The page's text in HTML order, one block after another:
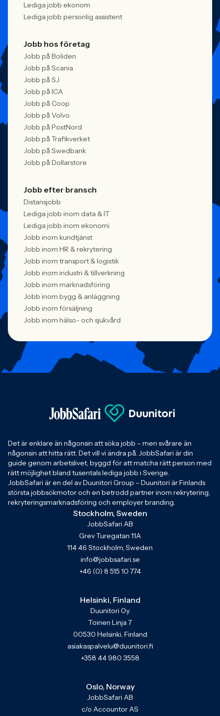
Lediga jobb ekonom
Lediga jobb personlig assistent
Jobb hos företag
Jobb på Boliden
Jobb på Scania
Jobb på SJ
Jobb på ICA
Jobb på Coop
Jobb på Volvo
Jobb på PostNord
Jobb på Trafikverket
Jobb på Swedbank
Jobb på Dollarstore
Jobb efter bransch
Distansjobb
Lediga jobb inom data & IT
Lediga jobb inom ekonomi
Jobb inom kundtjänst
Jobb inom HR & rekrytering
Jobb inom transport & logistik
Jobb inom industri & tillverkning
Jobb inom marknadsföring
Jobb inom bygg & anläggning
Jobb inom försäljning
Jobb inom hälso- och sjukvård
Det är enklare än någonsin att söka jobb – men svårare än
någonsin att hitta rätt. Det vill vi ändra på. JobbSafari är din
guide genom arbetslivet, byggd för att matcha rätt person med
rätt möjlighet bland tusentals lediga jobb i Sverige.
JobbSafari är en del av Duunitori Group – Duunitori är Finlands
största jobbsökmotor och en betrodd partner inom rekrytering,
rekryteringsmarknadsföring och employer branding.
Stockholm, Sweden
JobbSafari AB
Grev Turegatan 11A
114 46 Stockholm, Sweden
info@jobbsafari.se
+46 (0) 8 515 10 774
Helsinki, Finland
Duunitori Oy
Toinen Linja 7
00530 Helsinki, Finland
asiakaspalvelu@duunitori.fi
+358 44 980 3558
Oslo, Norway
JobbSafari AB
c/o Accountor AS